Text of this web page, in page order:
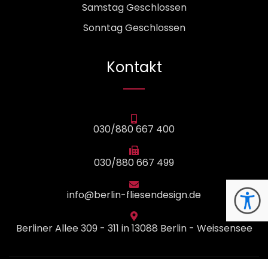
Samstag Geschlossen
Sonntag Geschlossen
Kontakt
030/880 667 400
030/880 667 499
info@berlin-fliesendesign.de
Berliner Allee 309 - 311 in 13088 Berlin - Weissensee